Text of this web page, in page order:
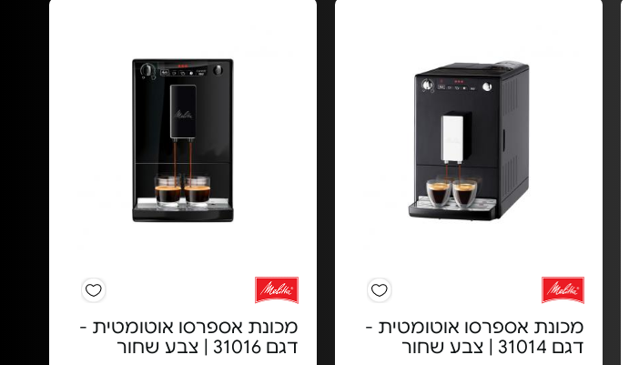
מכונת אספרסו אוטומטית -
דגם 31014 | צבע שחור
מכונת אספרסו אוטומטית -
דגם 31016 | צבע שחור